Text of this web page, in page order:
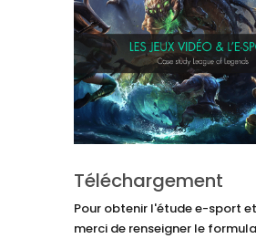
Téléchargement
Pour obtenir l'étude e-sport
merci de renseigner le